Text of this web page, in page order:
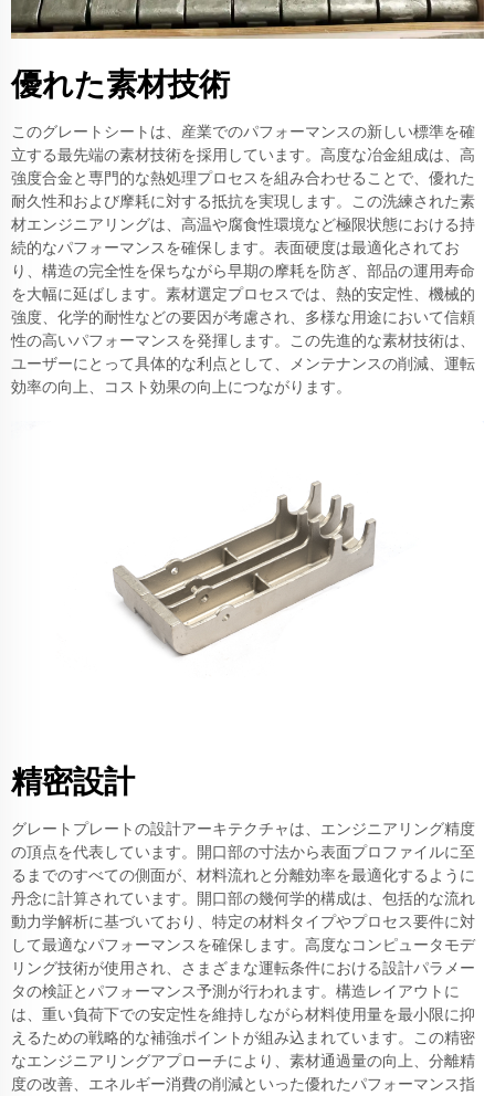
優れた素材技術
このグレートシートは、産業でのパフォーマンスの新しい標準を確
立する最先端の素材技術を採用しています。高度な冶金組成は、高
強度合金と専門的な熱処理プロセスを組み合わせることで、優れた
耐久性和および摩耗に対する抵抗を実現します。この洗練された素
材エンジニアリングは、高温や腐食性環境など極限状態における持
続的なパフォーマンスを確保します。表面硬度は最適化されてお
り、構造の完全性を保ちながら早期の摩耗を防ぎ、部品の運用寿命
を大幅に延ばします。素材選定プロセスでは、熱的安定性、機械的
強度、化学的耐性などの要因が考慮され、多様な用途において信頼
性の高いパフォーマンスを発揮します。この先進的な素材技術は、
ユーザーにとって具体的な利点として、メンテナンスの削減、運転
効率の向上、コスト効果の向上につながります。
精密設計
グレートプレートの設計アーキテクチャは、エンジニアリング精度
の頂点を代表しています。開口部の寸法から表面プロファイルに至
るまでのすべての側面が、材料流れと分離効率を最適化するように
丹念に計算されています。開口部の幾何学的構成は、包括的な流れ
動力学解析に基づいており、特定の材料タイプやプロセス要件に対
して最適なパフォーマンスを確保します。高度なコンピュータモデ
リング技術が使用され、さまざまな運転条件における設計パラメー
タの検証とパフォーマンス予測が行われます。構造レイアウトに
は、重い負荷下での安定性を維持しながら材料使用量を最小限に抑
えるための戦略的な補強ポイントが組み込まれています。この精密
なエンジニアリングアプローチにより、素材通過量の向上、分離精
度の改善、エネルギー消費の削減といった優れたパフォーマンス指